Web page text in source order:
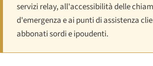
servizi relay, all'accessibilità delle
d'emergenza e ai punti di assistenza
abbonati sordi e ipoudenti.